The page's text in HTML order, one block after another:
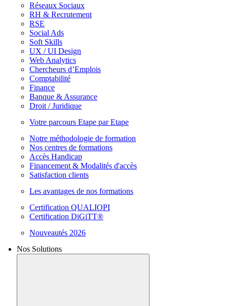
Réseaux Sociaux
RH & Recrutement
RSE
Social Ads
Soft Skills
UX / UI Design
Web Analytics
Chercheurs d’Emplois
Comptabilité
Finance
Banque & Assurance
Droit / Juridique
Votre parcours Etape par Etape
Notre méthodologie de formation
Nos centres de formations
Accès Handicap
Financement & Modalités d'accès
Satisfaction clients
Les avantages de nos formations
Certification QUALIOPI
Certification DiGiTT®
Nouveautés 2026
Nos Solutions